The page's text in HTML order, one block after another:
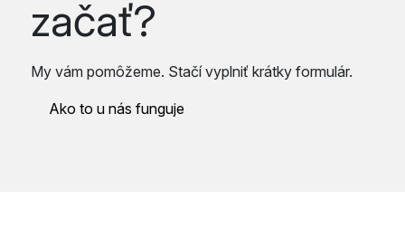
začať?
My vám pomôžeme. Stačí vyplniť krátky formulár.
Ako to u nás funguje